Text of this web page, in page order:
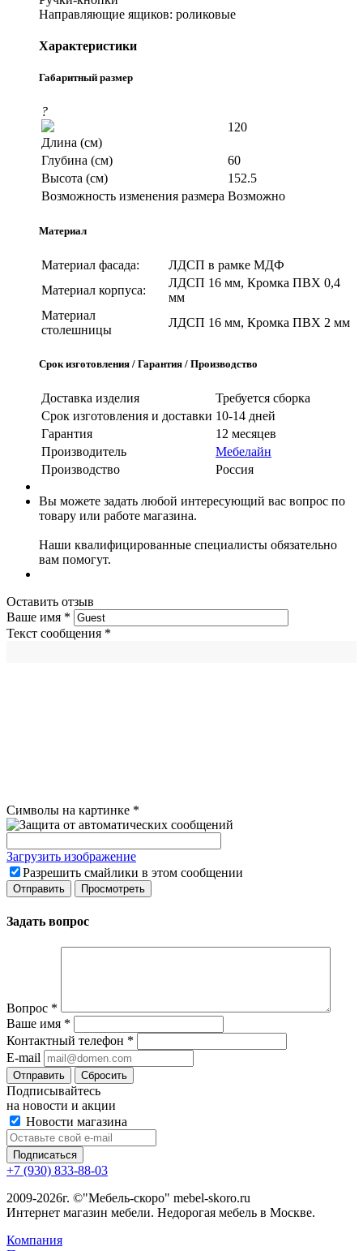
Направляющие ящиков: роликовые
Характеристики
Габаритный размер
?
Длина (см)
120
Глубина (см)
60
Высота (см)
152.5
Возможность изменения размера Возможно
Материал
Материал фасада:
ЛДСП в рамке МДФ
Материал корпуса:
ЛДСП 16 мм, Кромка ПВХ 0,4
мм
Материал
столешницы
ЛДСП 16 мм, Кромка ПВХ 2 мм
Срок изготовления / Гарантия / Производство
Доставка изделия
Требуется сборка
Срок изготовления и доставки 10-14 дней
Гарантия
12 месяцев
Производитель
Мебелайн
Производство
Россия
Вы можете задать любой интересующий вас вопрос по
товару или работе магазина.
Наши квалифицированные специалисты обязательно
вам помогут.
Оставить отзыв
Ваше имя *
Текст сообщения *
Символы на картинке *
Загрузить изображение
Разрешить смайлики в этом сообщении
Задать вопрос
Вопрос *
Ваше имя *
Контактный телефон *
E-mail
Сбросить
Подписывайтесь
на новости и акции
Новости магазина
+7 (930) 833-88-03
2009-2026г. ©"Мебель-скоро" mebel-skoro.ru
Интернет магазин мебели. Недорогая мебель в Москве.
Компания